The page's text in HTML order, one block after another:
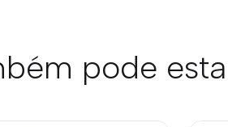
pode